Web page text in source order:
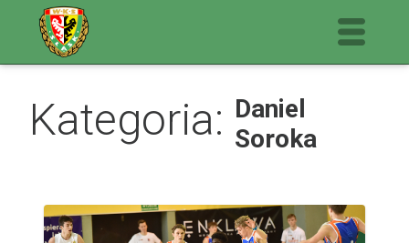
Kategoria: Daniel
Soroka